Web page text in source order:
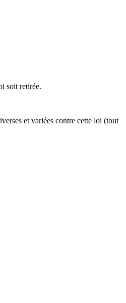
soit retirée.
et variées contre cette loi (tout